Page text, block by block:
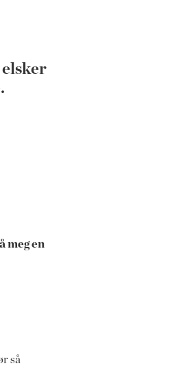
meg en
så